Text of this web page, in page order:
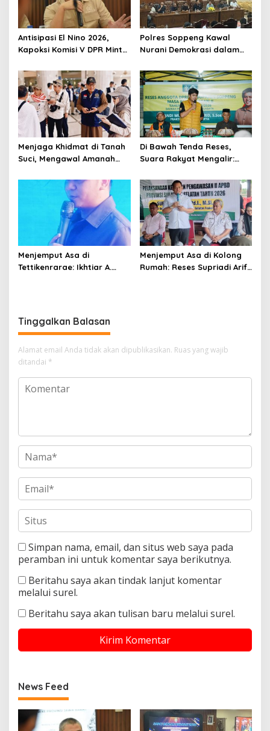
Antisipasi El Nino 2026,
Kapoksi Komisi V DPR Minta
Polres Soppeng Kawal
Nurani Demokrasi dalam
Menjaga Khidmat di Tanah
Suci, Mengawal Amanah
Di Bawah Tenda Reses,
Suara Rakyat Mengalir:
Gelap di Soppeng
Menjemput Asa di
Tettikenrarae: Ikhtiar A.
Menjemput Asa di Kolong
Rumah: Reses Supriadi Arif
Tinggalkan Balasan
Alamat email Anda tidak akan dipublikasikan. Ruas yang wajib
ditandai *
Simpan nama, email, dan situs web saya pada
peramban ini untuk komentar saya berikutnya.
Beritahu saya akan tindak lanjut komentar
melalui surel.
Beritahu saya akan tulisan baru melalui surel.
News Feed